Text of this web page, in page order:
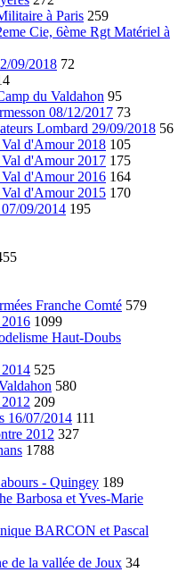
à Paris 259
Cie, 6ème Rgt Matériel à
09/2018 72
du Valdahon 95
08/12/2017 73
Lombard 29/09/2018 56
d'Amour 2018 105
d'Amour 2017 175
d'Amour 2016 164
d'Amour 2015 170
09/2014 195
Franche Comté 579
1099
Haut-Doubs
525
580
209
16/07/2014 111
2012 327
1788
- Quingey 189
Barbosa et Yves-Marie
BARCON et Pascal
de la vallée de Joux 34